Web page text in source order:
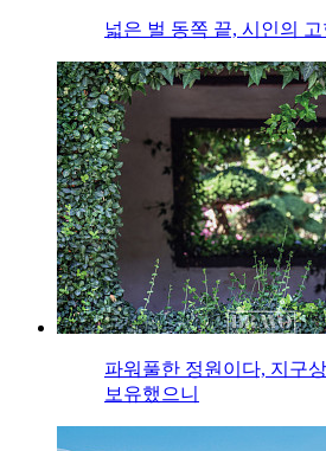
넓은 벌 동쪽 끝, 시인의 고
파워풀한 정원이다, 지구
보유했으니